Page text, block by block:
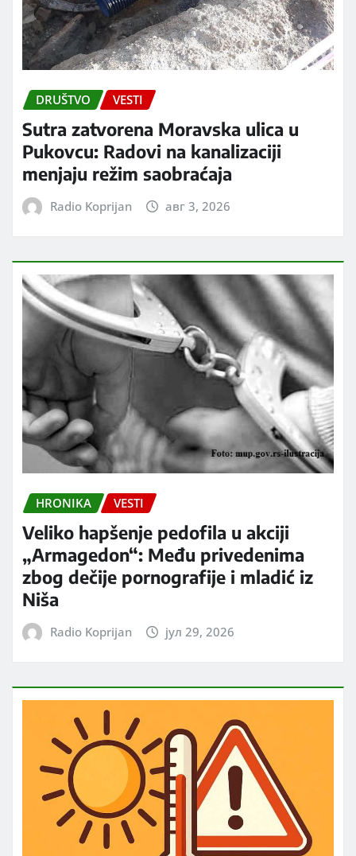
DRUŠTVO VESTI
Sutra zatvorena Moravska ulica u
Pukovcu: Radovi na kanalizaciji
menjaju režim saobraćaja
Radio Koprijan авг 3, 2026
HRONIKA VESTI
Veliko hapšenje pedofila u akciji
„Armagedon“: Među privedenima
zbog dečije pornografije i mladić iz
Niša
Radio Koprijan јул 29, 2026